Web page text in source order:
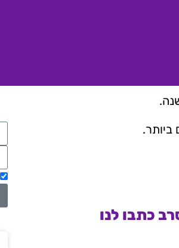
ביותר.
כתבו לנו